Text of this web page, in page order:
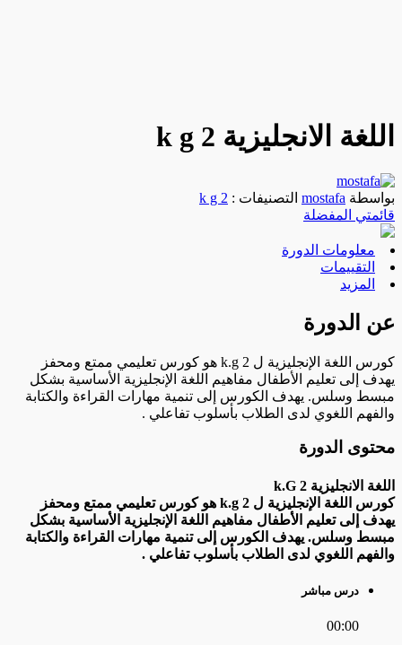
اللغة الانجليزية k g 2
بواسطة mostafa التصنيفات : k g 2
قائمتي المفضلة
معلومات الدورة
التقييمات
المزيد
عن الدورة
كورس اللغة الإنجليزية ل k.g 2 هو كورس تعليمي ممتع ومحفز
يهدف إلى تعليم الأطفال مفاهيم اللغة الإنجليزية الأساسية بشكل
مبسط وسلس. يهدف الكورس إلى تنمية مهارات القراءة والكتابة
والفهم اللغوي لدى الطلاب بأسلوب تفاعلي .
محتوى الدورة
اللغة الانجليزية k.G 2
كورس اللغة الإنجليزية ل k.g 2 هو كورس تعليمي ممتع ومحفز
يهدف إلى تعليم الأطفال مفاهيم اللغة الإنجليزية الأساسية بشكل
مبسط وسلس. يهدف الكورس إلى تنمية مهارات القراءة والكتابة
والفهم اللغوي لدى الطلاب بأسلوب تفاعلي .
درس مباشر
00:00